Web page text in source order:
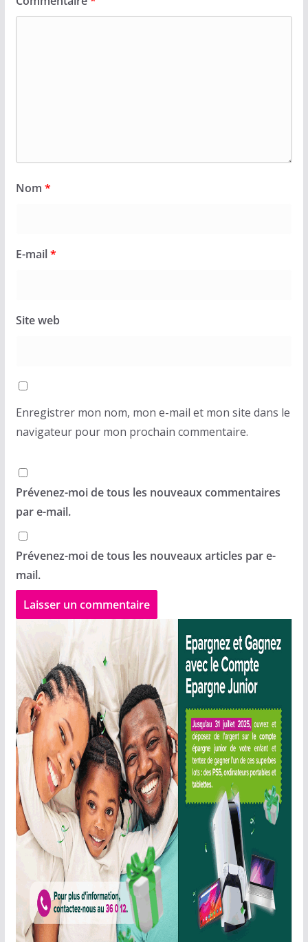
Nom *
E-mail*
Site web
Enregistrer mon nom, mon e-mail et mon site dans le
navigateur pour mon prochain commentaire.
Prévenez-moi de tous les nouveaux commentaires
par e-mail.
Prévenez-moi de tous les nouveaux articles par e-
mail.